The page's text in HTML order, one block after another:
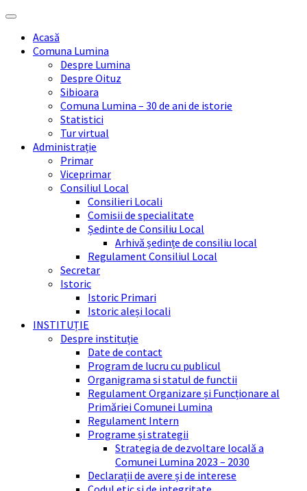
Skip
content
Skip
sidebar
Skip
right
sidebar
Skip
footerAcasă
Comuna Lumina
Despre Lumina
Despre Oituz
Sibioara
Comuna Lumina – 30 de ani de istorie
Statistici
Tur virtual
Administrație
Primar
Viceprimar
Consiliul Local
Consilieri Locali
Comisii de specialitate
Ședinte de Consiliu Local
Arhivă ședințe de consiliu local
Regulament Consiliul Local
Secretar
Istoric
Istoric Primari
Istoric aleși locali
INSTITUȚIE
Despre instituție
Date de contact
Program de lucru cu publicul
Organigrama si statul de functii
Regulament Organizare și Funcționare al
Primăriei Comunei Lumina
Regulament Intern
Programe și strategii
Strategia de dezvoltare locală a
Comunei Lumina 2023 – 2030
Declarații de avere și de interese